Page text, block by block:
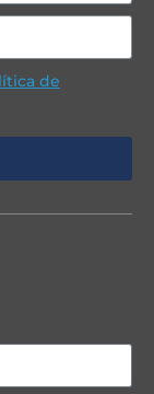
de